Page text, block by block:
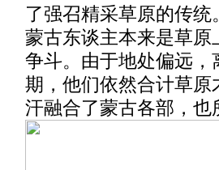
了强召精采草原的传统
蒙古东谈主本来是草
争斗。由于地处偏远
期，他们依然合计草
汗融合了蒙古各部，